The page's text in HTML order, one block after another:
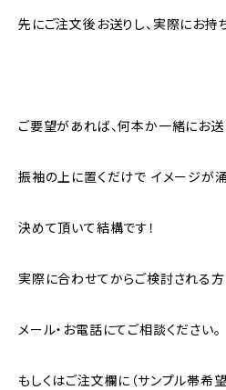
先にご注文後お送りし、実際にお持
ご要望があれば、何本か一緒にお
振袖の上に置くだけで イメージが
決めて頂いて結構です！
実際に合わせてからご検討される方
メール・お電話にてご相談ください。
もしくはご注文欄に（サンプル帯希望